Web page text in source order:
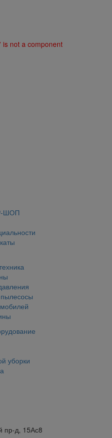
is not a component
ШОП
уборки
пр-д, 15Ас8